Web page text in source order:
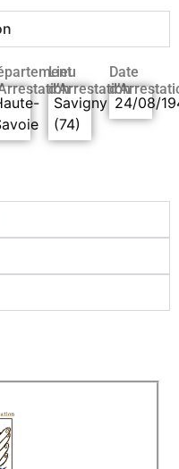
Lieu
d’Arrestation
Savigny
(74)
Date
24/08/